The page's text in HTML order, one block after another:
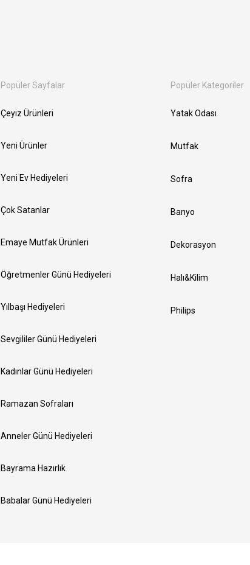
Popüler Sayfalar
Çeyiz Ürünleri
Yeni Ürünler
Yeni Ev Hediyeleri
Çok Satanlar
Emaye Mutfak Ürünleri
Öğretmenler Günü Hediyeleri
Yılbaşı Hediyeleri
Sevgililer Günü Hediyeleri
Kadınlar Günü Hediyeleri
Ramazan Sofraları
Anneler Günü Hediyeleri
Bayrama Hazırlık
Babalar Günü Hediyeleri
Popüler Kategoriler
Yatak Odası
Mutfak
Sofra
Banyo
Dekorasyon
Halı&Kilim
Philips